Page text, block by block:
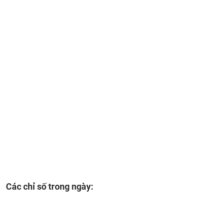
Các chỉ số trong ngày: